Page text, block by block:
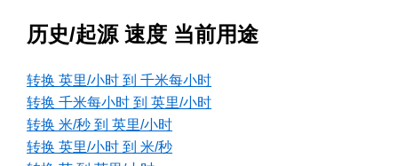
历史/起源 速度 当前用途
转换 英里/小时 到 千米每小时
转换 千米每小时 到 英里/小时
转换 米/秒 到 英里/小时
转换 英里/小时 到 米/秒